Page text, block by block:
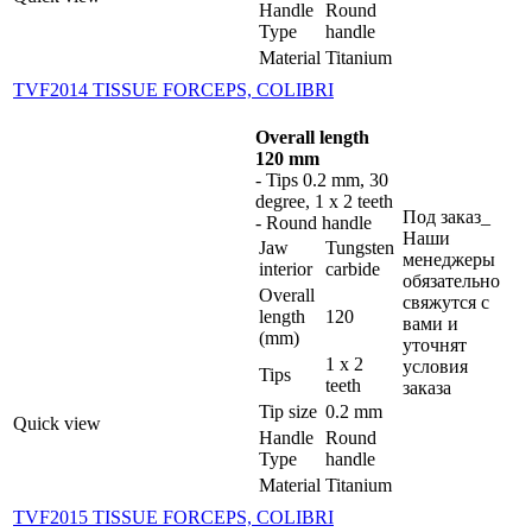
Handle
Type
Round
handle
Material Titanium
TVF2014 TISSUE FORCEPS, COLIBRI
Quick view
Overall length
120 mm
- Tips 0.2 mm, 30
degree, 1 x 2 teeth
- Round handle
Jaw
interior
Tungsten
carbide
Overall
length
(mm)
120
Tips
1 x 2
teeth
Tip size 0.2 mm
Handle
Type
Round
handle
Material Titanium
Под заказ_
Наши
менеджеры
обязательно
свяжутся с
вами и
уточнят
условия
заказа
TVF2015 TISSUE FORCEPS, COLIBRI